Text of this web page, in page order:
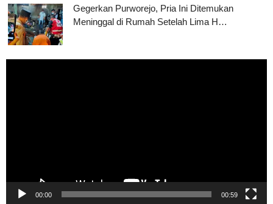
Gegerkan Purworejo, Pria Ini Ditemukan
Meninggal di Rumah Setelah Lima H…
00:00 00:59